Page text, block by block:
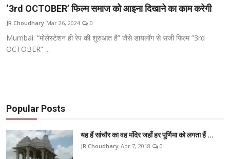
मनोरंजन
खेल
विशेष
‘3rd OCTOBER’ फिल्म समाज को आइना दिखाने का काम करेगी
JR Choudhary Mar 26, 2024 0
Mumbai: “मोलेस्टेशन ही रेप की शुरुआत है” जैसे डायलॉग से सजी फिल्म ”3rd
OCTOBER” ...
Popular Posts
यह हैं सांचौर का वह मंदिर जहाँ हर पूर्णिमा को लगता हैं ...
JR Choudhary Apr 7, 2018 0